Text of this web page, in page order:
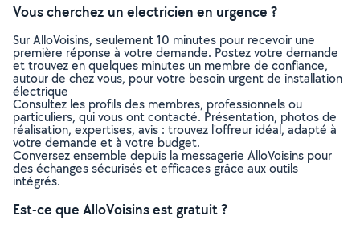
Vous cherchez un electricien en urgence ?
Sur AlloVoisins, seulement 10 minutes pour recevoir une
première réponse à votre demande. Postez votre demande
et trouvez en quelques minutes un membre de confiance,
autour de chez vous, pour votre besoin urgent de installation
électrique
Consultez les profils des membres, professionnels ou
particuliers, qui vous ont contacté. Présentation, photos de
réalisation, expertises, avis : trouvez l'offreur idéal, adapté à
votre demande et à votre budget.
Conversez ensemble depuis la messagerie AlloVoisins pour
des échanges sécurisés et efficaces grâce aux outils
intégrés.
Est-ce que AlloVoisins est gratuit ?